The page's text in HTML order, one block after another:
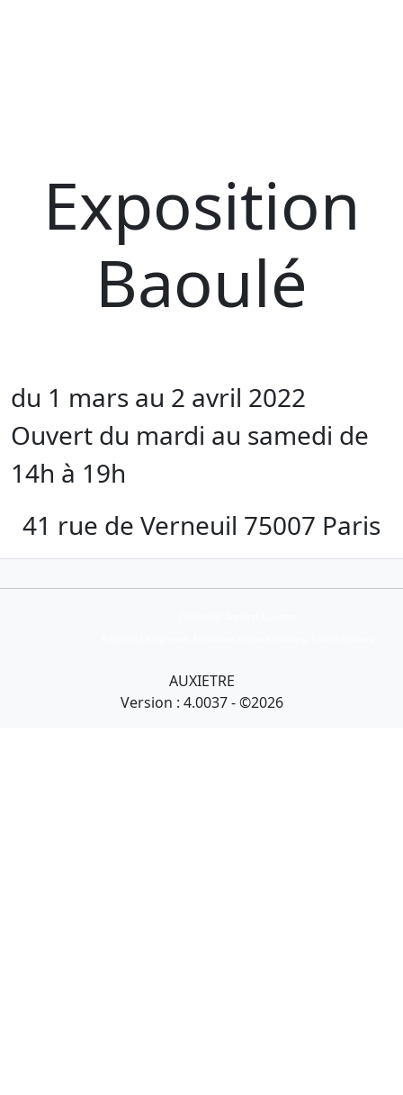
Exposition
Baoulé
du 1 mars au 2 avril 2022
Ouvert du mardi au samedi de
14h à 19h
41 rue de Verneuil 75007 Paris
AUXIETRE
Version : 4.0037 - ©2026